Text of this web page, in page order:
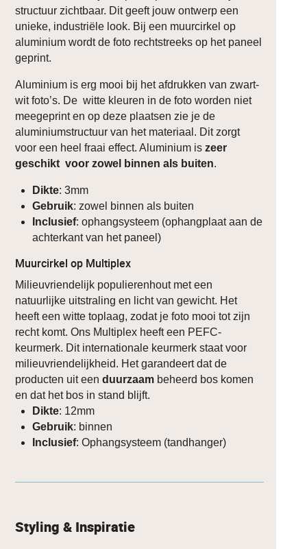
structuur zichtbaar. Dit geeft jouw ontwerp een
unieke, industriële look. Bij een muurcirkel op
aluminium wordt de foto rechtstreeks op het paneel
geprint.
Aluminium is erg mooi bij het afdrukken van zwart-
wit foto’s. De witte kleuren in de foto worden niet
meegeprint en op deze plaatsen zie je de
aluminiumstructuur van het materiaal. Dit zorgt
voor een heel fraai effect. Aluminium iszeer
geschikt voor zowel binnen als buiten.
Dikte: 3mm
Gebruik: zowel binnen als buiten
Inclusief: ophangsysteem (ophangplaat aan de
achterkant van het paneel)
Muurcirkel op Multiplex
Milieuvriendelijk populierenhout met een
natuurlijke uitstraling en licht van gewicht. Het
heeft een witte toplaag, zodat je foto mooi tot zijn
recht komt. Ons Multiplex heeft een PEFC-
keurmerk. Dit internationale keurmerk staat voor
milieuvriendelijkheid. Het garandeert dat de
producten uit eenduurzaam beheerd bos komen
en dat het bos in stand blijft.
Dikte: 12mm
Gebruik: binnen
Inclusief: Ophangsysteem (tandhanger)
Styling & Inspiratie